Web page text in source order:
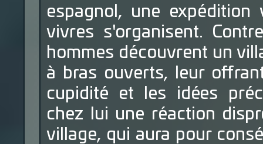
espagnol, une
vivres s'organisent.
hommes découvrent un
à bras ouverts, leur
cupidité et les idées
chez lui une réaction
village, qui aura pour